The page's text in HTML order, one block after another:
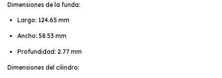
Dimensiones de la funda:
Largo: 124.65 mm
Ancho: 58.53 mm
Profundidad: 2.77 mm
Dimensiones del cilindro: